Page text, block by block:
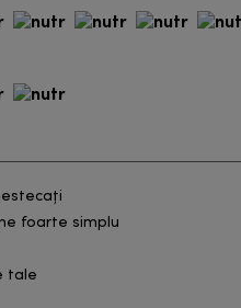
foarte simplu
tale